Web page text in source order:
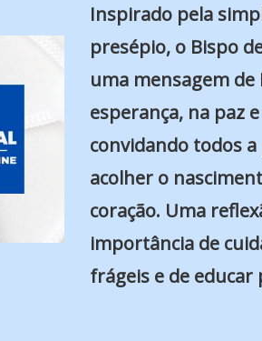
Inspirado pela
presépio, o Bispo
uma mensagem
esperança, na paz
convidando todos
acolher o
coração. Uma
importância de
frágeis e de